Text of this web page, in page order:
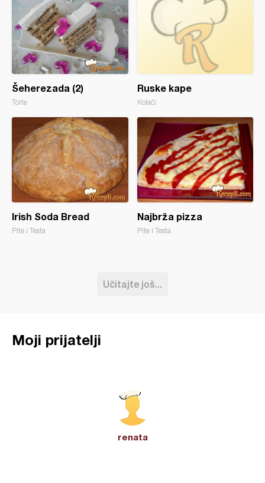
Šeherezada (2)
Torte
Ruske kape
Kolači
Irish Soda Bread
Pite i Testa
Najbrža pizza
Pite i Testa
Učitajte još...
Moji prijatelji
renata